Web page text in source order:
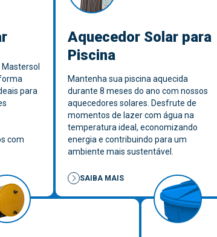
para
com
Aquecedor Solar para
Piscina
Mantenha sua piscina aquecida
durante 8 meses do ano com nossos
aquecedores solares. Desfrute de
momentos de lazer com água na
temperatura ideal, economizando
energia e contribuindo para um
ambiente mais sustentável.
SAIBA MAIS